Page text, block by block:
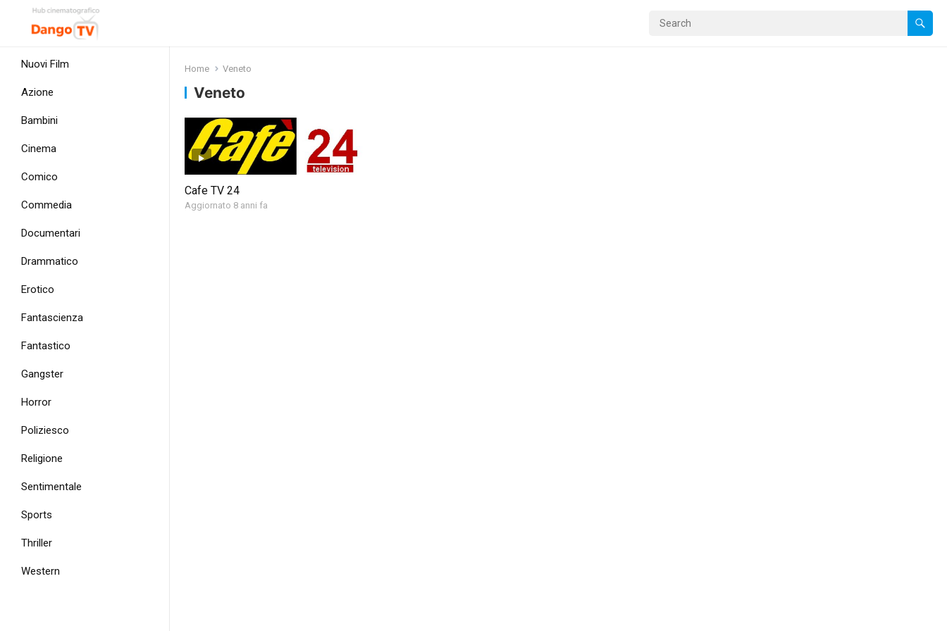
Nuovi Film
Azione
Bambini
Cinema
Comico
Commedia
Documentari
Drammatico
Erotico
Fantascienza
Fantastico
Gangster
Horror
Poliziesco
Religione
Sentimentale
Sports
Thriller
Western
Home Veneto
Veneto
Cafe TV 24
Aggiornato 8 anni fa